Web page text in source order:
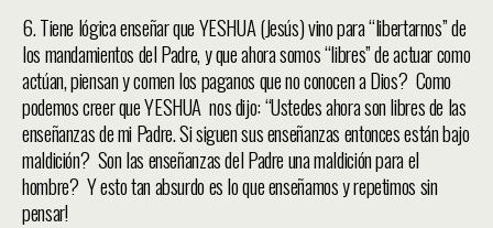
6. Tiene lógica enseñar que YESHUA (Jesús) vino para “libertarnos” de
los mandamientos del Padre, y que ahora somos “libres” de actuar como
actúan, piensan y comen los paganos que no conocen a Dios? Como
podemos creer que YESHUA nos dijo: “Ustedes ahora son libres de las
enseñanzas de mi Padre. Si siguen sus enseñanzas entonces están bajo
maldición? Son las enseñanzas del Padre una maldición para el
hombre? Y esto tan absurdo es lo que enseñamos y repetimos sin
pensar!